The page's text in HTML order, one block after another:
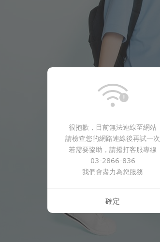
220
很抱歉，目前無法連線至網站
請檢查您的網路連線後再試一次
若需要協助，請撥打客服專線
03-2866-836
我們會盡力為您服務
確定